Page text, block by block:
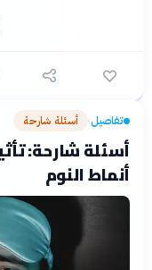
تفاصيل› أسئلة شارحة
أسئلة شارحة:
أنماط النوم